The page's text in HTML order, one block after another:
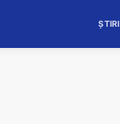
ȘTIRI